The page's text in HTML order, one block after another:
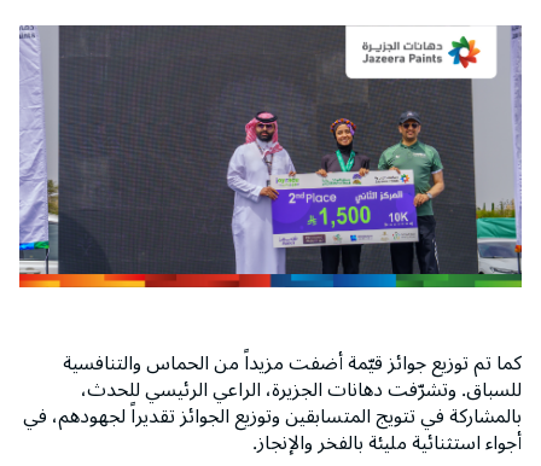
كما تم توزيع جوائز قيّمة أضفت مزيداً من الحماس والتنافسية
للسباق. وتشرّفت دهانات الجزيرة، الراعي الرئيسي للحدث،
بالمشاركة في تتويج المتسابقين وتوزيع الجوائز تقديراً لجهودهم، في
أجواء استثنائية مليئة بالفخر والإنجاز.